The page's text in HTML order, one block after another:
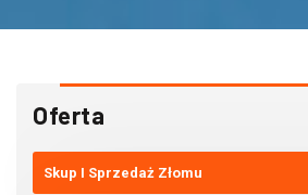
Oferta
Skup I Sprzedaż Złomu